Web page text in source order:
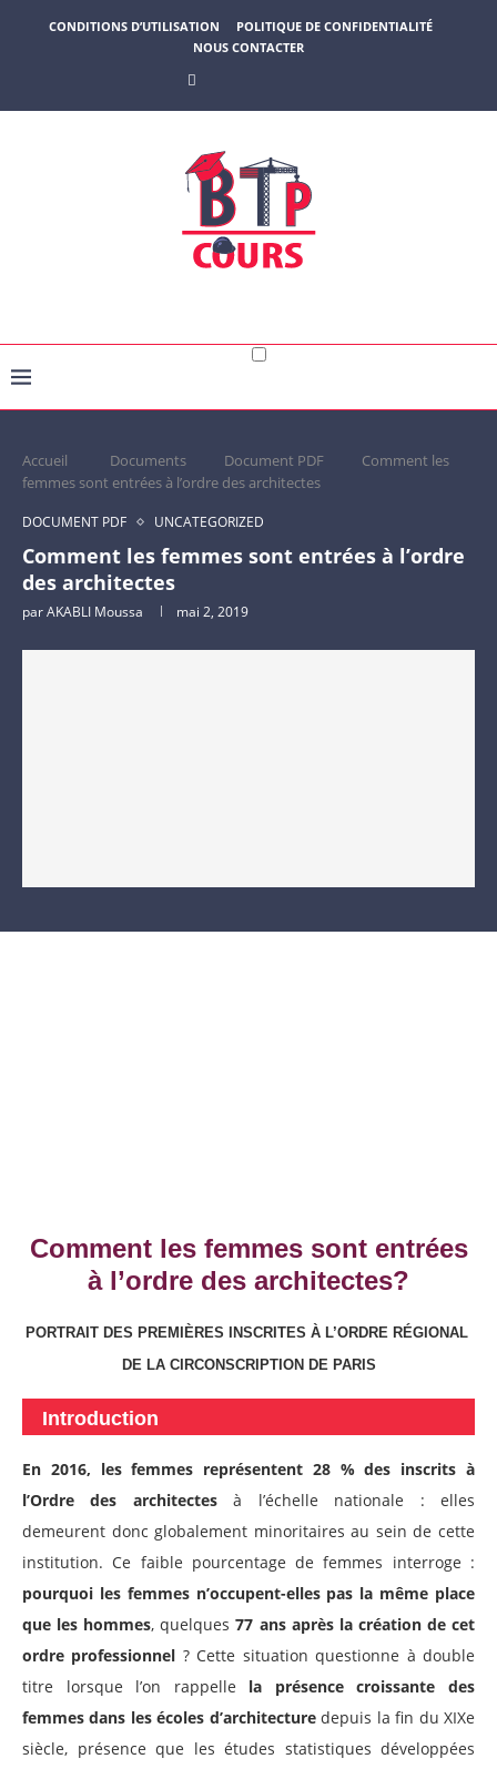
CONDITIONS D’UTILISATION
POLITIQUE DE CONFIDENTIALITÉ
NOUS CONTACTER
Accueil Documents Document PDF
Comment les
femmes sont entrées à l’ordre des architectes
DOCUMENT PDF UNCATEGORIZED
Comment les femmes sont entrées à l’ordre
des architectes
parAKABLI Moussa mai 2, 2019
Comment les femmes sont entrées
à l’ordre des architectes?
PORTRAIT DES PREMIÈRES INSCRITES À L’ORDRE RÉGIONAL
DE LA CIRCONSCRIPTION DE PARIS
Introduction
En 2016, les femmes représentent 28 % des inscrits à
l’Ordre des architectesà l’échelle nationale : elles
demeurent donc globalement minoritaires au sein de cette
institution. Ce faible pourcentage de femmes interroge :
pourquoi les femmes n’occupent-elles pas la même place
que les hommes, quelques77 ans après la création de cet
ordre professionnel ? Cette situation questionne à double
titre lorsque l’on rappelle la présence croissante des
femmes dans les écoles d’architecturedepuis la fin du XIXe
siècle, présence que les études statistiques développées